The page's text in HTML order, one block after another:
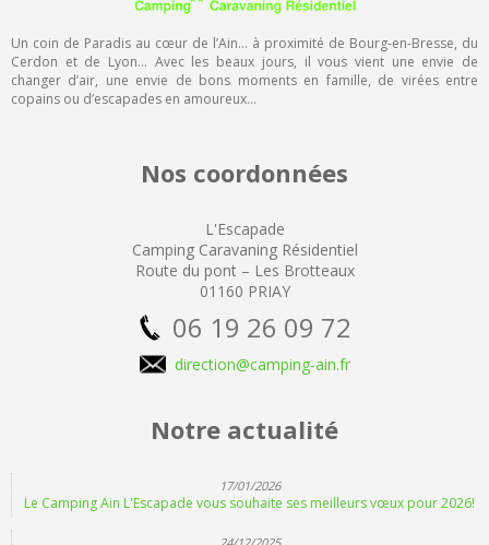
Un coin de Paradis au cœur de l’Ain… à proximité de Bourg-en-Bresse, du
Cerdon et de Lyon… Avec les beaux jours, il vous vient une envie de
changer d’air, une envie de bons moments en famille, de virées entre
copains ou d’escapades en amoureux…
Nos coordonnées
L'Escapade
Camping Caravaning Résidentiel
Route du pont – Les Brotteaux
01160 PRIAY
06 19 26 09 72
direction@camping-ain.fr
Notre actualité
17/01/2026
Le Camping Ain L'Escapade vous souhaite ses meilleurs vœux pour 2026!